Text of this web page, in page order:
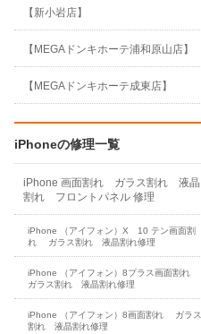
【新小岩店】
【MEGAドンキホーテ浦和原山店】
【MEGAドンキホーテ成東店】
iPhoneの修理一覧
iPhone 画面割れ ガラス割れ 液晶
割れ フロントパネル 修理
iPhone （アイフォン）X 10 テン画面割
れ ガラス割れ 液晶割れ修理
iPhone （アイフォン）8プラス画面割れ
ガラス割れ 液晶割れ修理
iPhone （アイフォン）8画面割れ ガラス
割れ 液晶割れ修理